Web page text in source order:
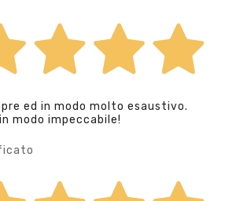
ed in modo molto esaustivo.
modo impeccabile!